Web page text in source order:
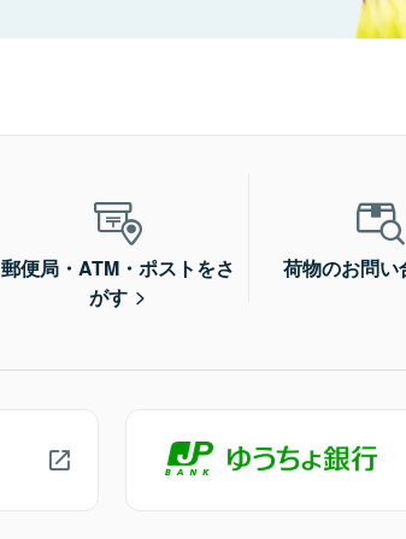
郵便局・ATM・ポストをさ
がす
荷物のお問い